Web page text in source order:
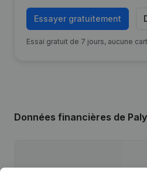
Essayer gratuitement
Essai gratuit de 7 jours, aucune
Données financières de